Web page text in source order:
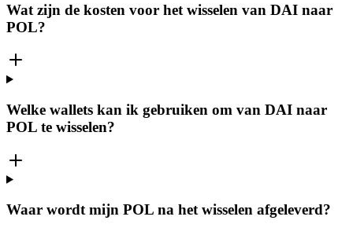
Wat zijn de kosten voor het wisselen van DAI naar
POL?
Welke wallets kan ik gebruiken om van DAI naar
POL te wisselen?
Waar wordt mijn POL na het wisselen afgeleverd?